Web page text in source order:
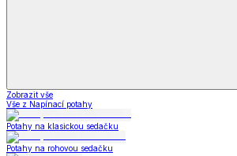
Zobrazit vše
Vše z Napínací potahy
Potahy na klasickou sedačku
Potahy na rohovou sedačku